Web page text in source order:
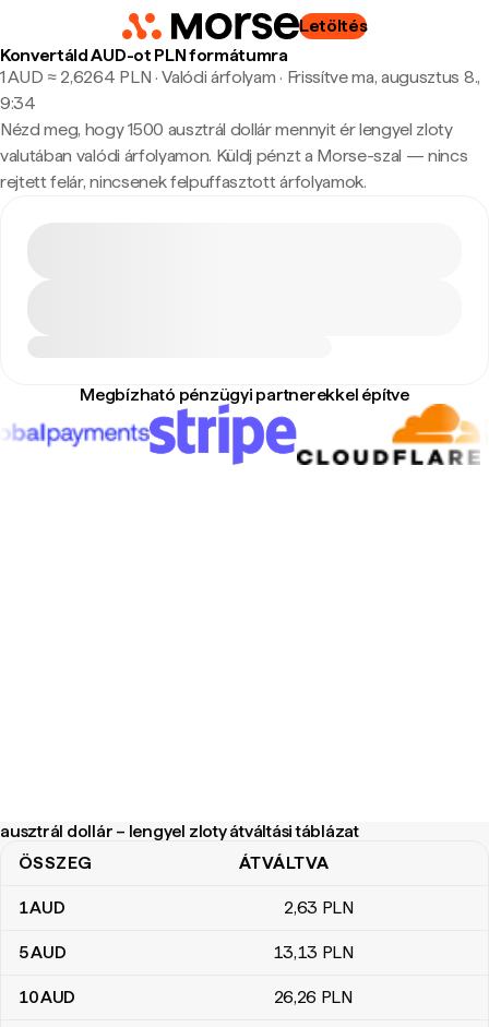
Letöltés
Konvertáld AUD-ot PLN formátumra
1 AUD ≈ 2,6264 PLN · Valódi árfolyam · Frissítve ma, augusztus 8.,
9:34
Nézd meg, hogy 1500 ausztrál dollár mennyit ér lengyel zloty
valutában valódi árfolyamon. Küldj pénzt a Morse-szal — nincs
rejtett felár, nincsenek felpuffasztott árfolyamok.
Megbízható pénzügyi partnerekkel építve
ausztrál dollár – lengyel zloty átváltási táblázat
ausztrál dollár – lengyel zloty átváltási táblázat
ÖSSZEG ÁTVÁLTVA
1AUD 2,63 PLN
5AUD 13,13 PLN
10AUD 26,26 PLN